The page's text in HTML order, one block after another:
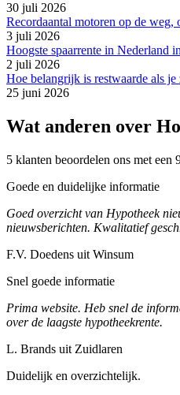
30 juli 2026
Recordaantal motoren op de weg,
3 juli 2026
Hoogste spaarrente in Nederland
2 juli 2026
Hoe belangrijk is restwaarde als
25 juni 2026
Wat anderen over
5 klanten beoordelen ons met een
Goede en duidelijke informatie
Goed overzicht van Hypotheek
nieuwsberichten. Kwalitatief
F.V. Doedens uit Winsum
Snel goede informatie
Prima website. Heb snel de
over de laagste hypotheekrente.
L. Brands uit Zuidlaren
Duidelijk en overzichtelijk.